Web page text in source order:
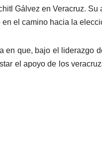
Gálvez en Veracruz.
el camino hacia la
en que, bajo el liderazgo
el apoyo de los